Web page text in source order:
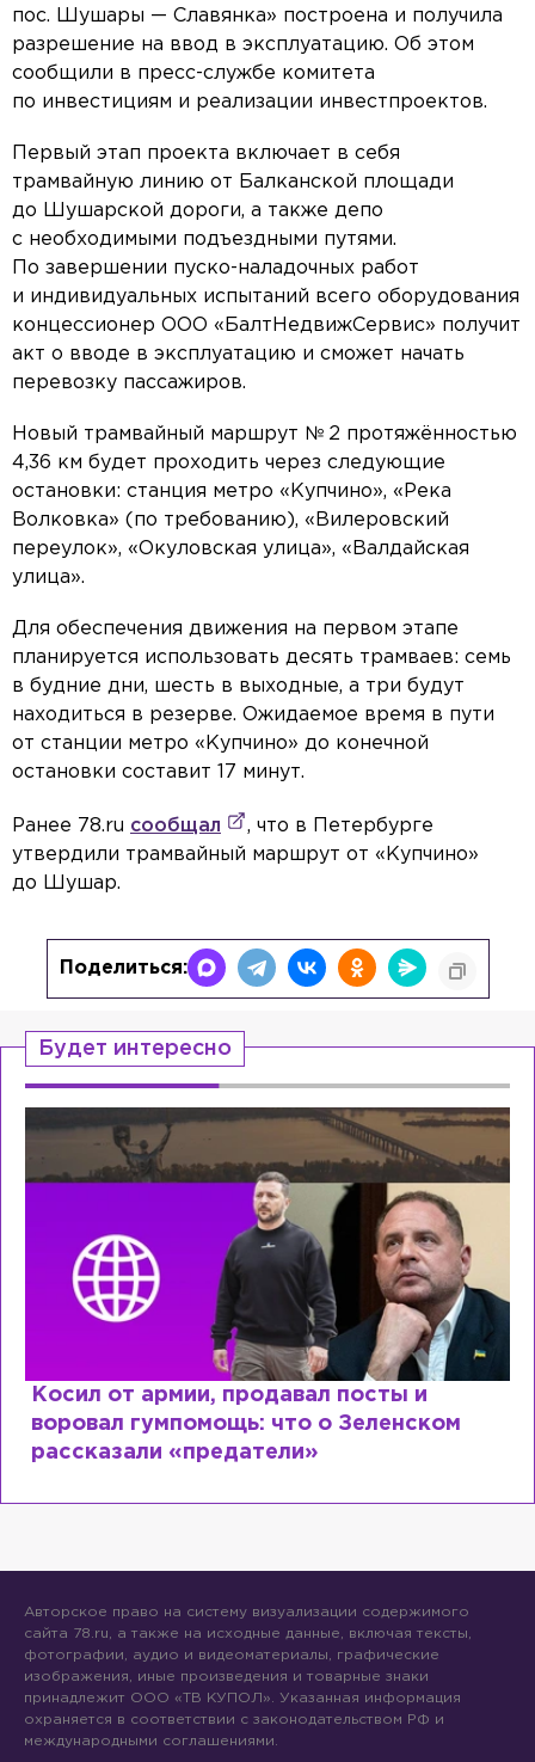
пос. Шушары — Славянка» построена и получила
разрешение на ввод в эксплуатацию. Об этом
сообщили в пресс-службе комитета
по инвестициям и реализации инвестпроектов.
Первый этап проекта включает в себя
трамвайную линию от Балканской площади
до Шушарской дороги, а также депо
с необходимыми подъездными путями.
По завершении пуско-наладочных работ
и индивидуальных испытаний всего оборудования
концессионер ООО «БалтНедвижСервис» получит
акт о вводе в эксплуатацию и сможет начать
перевозку пассажиров.
Новый трамвайный маршрут № 2 протяжённостью
4,36 км будет проходить через следующие
остановки: станция метро «Купчино», «Река
Волковка» (по требованию), «Вилеровский
переулок», «Окуловская улица», «Валдайская
улица».
Для обеспечения движения на первом этапе
планируется использовать десять трамваев: семь
в будние дни, шесть в выходные, а три будут
находиться в резерве. Ожидаемое время в пути
от станции метро «Купчино» до конечной
остановки составит 17 минут.
Ранее 78.ru сообщал
, что в Петербурге
утвердили трамвайный маршрут от «Купчино»
до Шушар.
Поделиться:
Будет интересно
Рыдает из-за мужа, но опять флиртует
Лазаревым: как Лера Кудрявцева
сходит с ума
Авторское право на систему визуализации содержимого
сайта 78.ru, а также на исходные данные, включая тексты,
фотографии, аудио и видеоматериалы, графические
изображения, иные произведения и товарные знаки
принадлежит ООО «ТВ КУПОЛ». Указанная информация
охраняется в соответствии с законодательством РФ и
международными соглашениями.